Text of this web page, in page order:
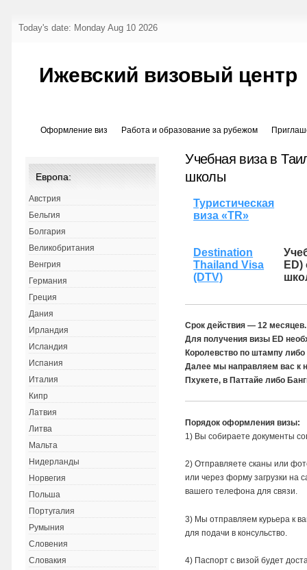
Today's date: Monday Aug 10 2026
Ижевский визовый центр
Оформление виз Работа и образование за рубежом
Учебная виза в
школы
Туристическая
виза «TR»
Destination
Thailand Visa
(DTV)
Срок действия — 12 месяцев.
Для получения визы ED
Королевство по штампу либо
Далее мы направляем вас к
Пхукете, в Паттайе либо
Порядок оформления визы:
1) Вы собираете документы
2) Отправляете сканы или
или через форму загрузки на
вашего телефона для связи.
3) Мы отправляем курьера к
для подачи в консульство.
4) Паспорт с визой будет
Европа:
Австрия
Бельгия
Болгария
Великобритания
Венгрия
Германия
Греция
Дания
Ирландия
Исландия
Испания
Италия
Кипр
Латвия
Литва
Мальта
Нидерланды
Норвегия
Польша
Португалия
Румыния
Словения
Словакия